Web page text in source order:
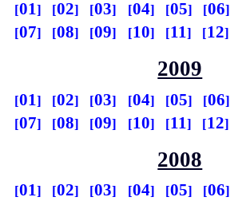
01 02 03 04 05
06
07
08 09 10 11 12
2009
01 02 03 04 05
06
07
08 09 10 11 12
2008
01 02 03 04 05
06